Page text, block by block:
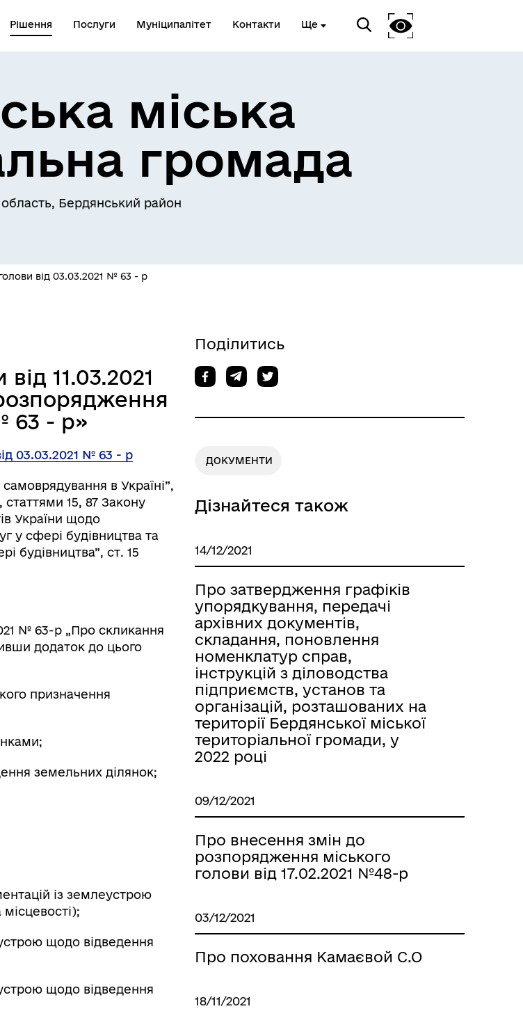
Рішення Послуги Муніципалітет Контакти Ще
міська
громада
область, Бердянський район
від 03.03.2021 № 63 - р
11.03.2021
63 - р»
03.03.2021 № 63 - р
в Україні”,
статтями 15, 87 Закону
України щодо
у сфері будівництва та
будівництва”, ст. 15
№ 63-р „Про скликання
додаток до цього
призначення
земельних ділянок;
із землеустрою
щодо відведення
щодо відведення
Поділитись
ДОКУМЕНТИ
Дізнайтеся також
14/12/2021
Про затвердження графіків
упорядкування, передачі
архівних документів,
складання, поновлення
номенклатур справ,
інструкцій з діловодства
підприємств, установ та
організацій, розташованих на
території Бердянської міської
територіальної громади, у
2022 році
09/12/2021
Про внесення змін до
розпорядження міського
голови від 17.02.2021 №48-р
03/12/2021
Про поховання Камаєвой С.О
18/11/2021